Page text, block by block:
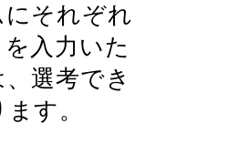
それぞれ
入力いた
選考でき
す。